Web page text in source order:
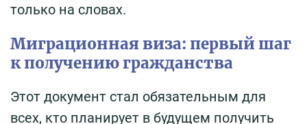
только на словах.
Миграционная виза: первый шаг
к получению гражданства
Этот документ стал обязательным для
всех, кто планирует в будущем получить